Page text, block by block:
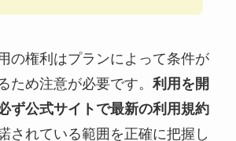
の権利はプランによって条件が
ため注意が必要です。 利用を開
ず公式サイトで最新の利用規約
されている範囲を正確に把握し